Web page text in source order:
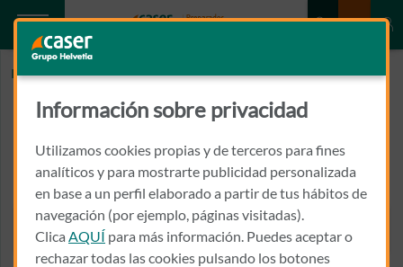
Inicio GIMENEZ MORALES, ELADIO
GIMENEZ MORALES, ELADIO
46980 - PATERNA
961 372 317
Llamar a GIMENEZ
Información sobre privacidad
Utilizamos cookies propias y de terceros para fines
analíticos y para mostrarte publicidad personalizada
en base a un perfil elaborado a partir de tus hábitos de
navegación (por ejemplo, páginas visitadas).
Clica AQUÍ para más información. Puedes aceptar o
rechazar todas las cookies pulsando los botones